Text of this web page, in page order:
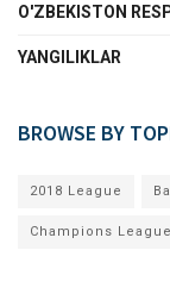
O'ZBEKISTON
YANGILIKLAR
BROWSE BY
2018 League
Champions League